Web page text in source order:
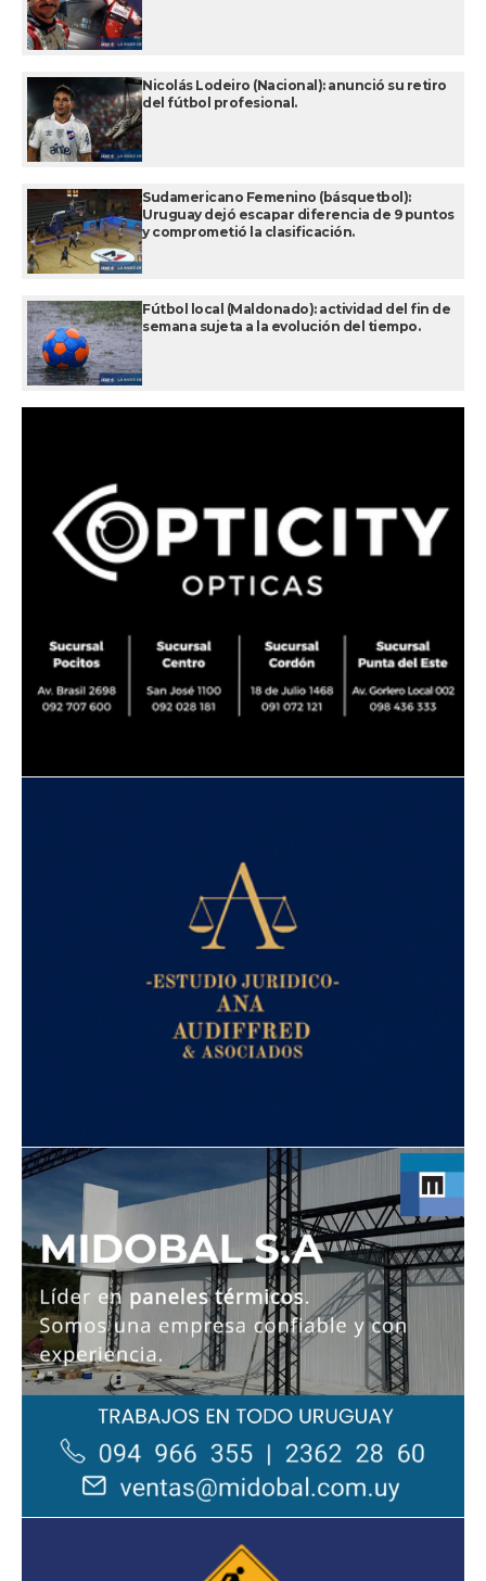
Nicolás Lodeiro (Nacional): anunció su retiro
del fútbol profesional.
Sudamericano Femenino (básquetbol):
Uruguay dejó escapar diferencia de 9 puntos
y comprometió la clasificación.
Fútbol local (Maldonado): actividad del fin de
semana sujeta a la evolución del tiempo.